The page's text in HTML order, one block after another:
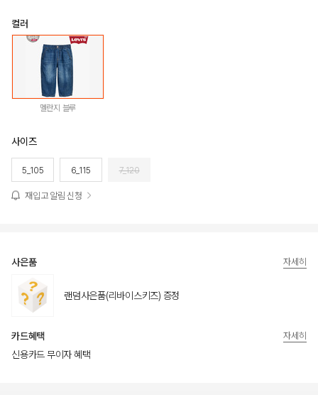
컬러
멜란지 블루
사이즈
5_105 6_115 7_120
재입고 알림 신청
사은품
랜덤사은품(리바이스키즈) 증정
자세히
카드혜택
신용카드 무이자 혜택
자세히